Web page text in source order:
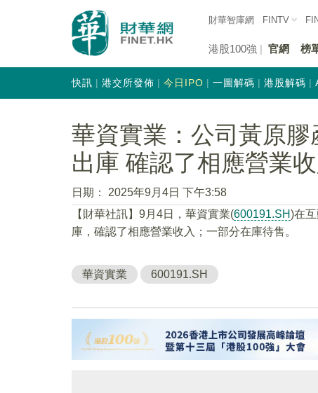
財華智庫網 FINTV
港股100強 官網 榜
快訊 港交所發佈 今日IPO 一圖解碼 港股解碼
華資實業：公司黃原
出庫 確認了相應營業
日期：
2025年9月4日 下午3:58
【財華社訊】9月4日，華資實業(600191.SH)在
庫，確認了相應營業收入；一部分在庫待售。
華資實業 600191.SH